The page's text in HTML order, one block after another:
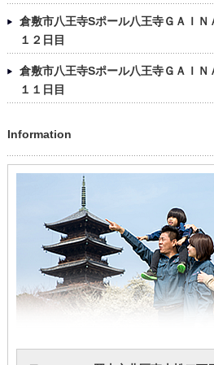
倉敷市八王寺Sポール八王寺ＧＡＩ
１２日目
倉敷市八王寺Sポール八王寺ＧＡＩ
１１日目
Information